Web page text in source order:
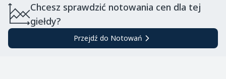
Chcesz sprawdzić notowania cen dla tej
giełdy?
Przejdź do Notowań